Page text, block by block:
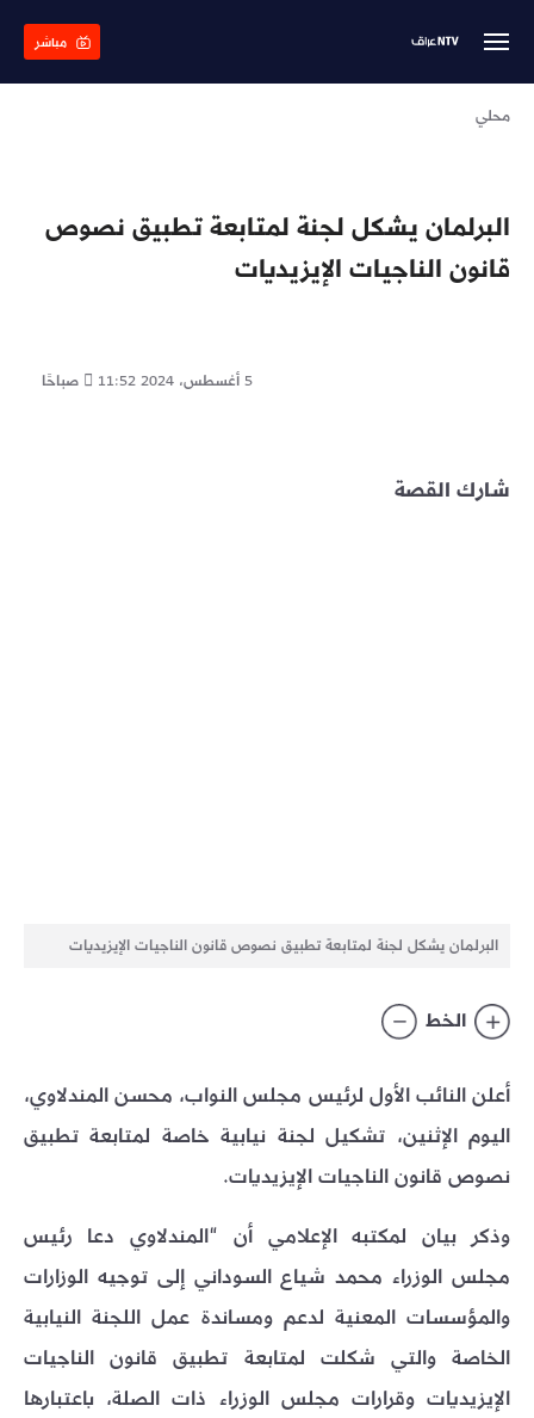
main
مباشر
محلي
البرلمان يشكل لجنة لمتابعة تطبيق نصوص
قانون الناجيات الإيزيديات
5 أغسطس، 2024 11:52 صباحًا
شارك القصة
البرلمان يشكل لجنة لمتابعة تطبيق نصوص قانون الناجيات الإيزيديات
الخط
أعلن النائب الأول لرئيس مجلس النواب، محسن المندلاوي،
اليوم الإثنين، تشكيل لجنة نيابية خاصة لمتابعة تطبيق
نصوص قانون الناجيات الإيزيديات.
وذكر بيان لمكتبه الإعلامي أن “المندلاوي دعا رئيس
مجلس الوزراء محمد شياع السوداني إلى توجيه الوزارات
والمؤسسات المعنية لدعم ومساندة عمل اللجنة النيابية
الخاصة والتي شكلت لمتابعة تطبيق قانون الناجيات
الإيزيديات وقرارات مجلس الوزراء ذات الصلة، باعتبارها